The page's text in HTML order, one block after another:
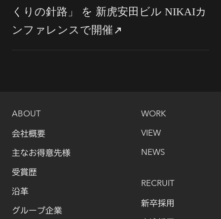
くりの針路」 を 新虎安田ビル NIKAIカ
ンファレンスで開催
ABOUT
会社概要
主なお得意先様
受賞歴
沿革
グループ企業
WORK
VIEW
NEWS
RECRUIT
新卒採用